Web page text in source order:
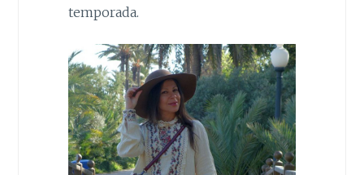
temporada.